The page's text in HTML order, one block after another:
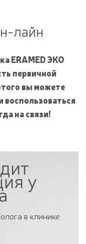
лайн
ERAMED ЭКО
первичной
вы можете
воспользоваться
на связи!
у
в клинике